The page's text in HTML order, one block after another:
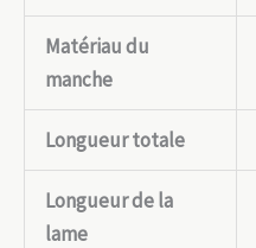
Matériau du
manche
Longueur totale
Longueur de la
lame